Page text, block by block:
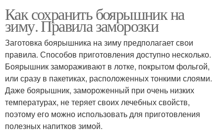
Как сохранить боярышник на
зиму. Правила заморозки
Заготовка боярышника на зиму предполагает свои
правила. Способов приготовления доступно несколько.
Боярышник замораживают в лотке, покрытом фольгой,
или сразу в пакетиках, расположенных тонкими слоями.
Даже боярышник, замороженный при очень низких
температурах, не теряет своих лечебных свойств,
поэтому его можно использовать для приготовления
полезных напитков зимой.